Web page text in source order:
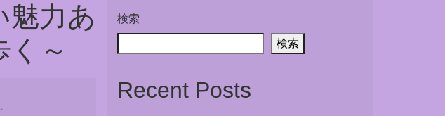
魅力あ
～
検索
検索
Recent Posts